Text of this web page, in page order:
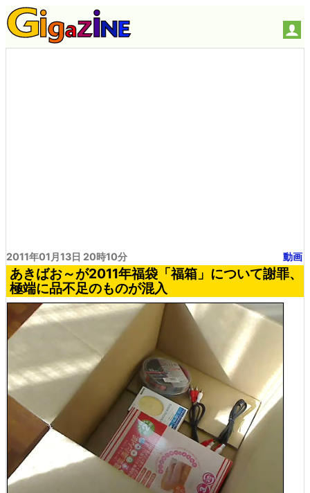
2011年01月13日 20時10分 動画
あきばお～が2011年福袋「福箱」について謝罪、
極端に品不足のものが混入